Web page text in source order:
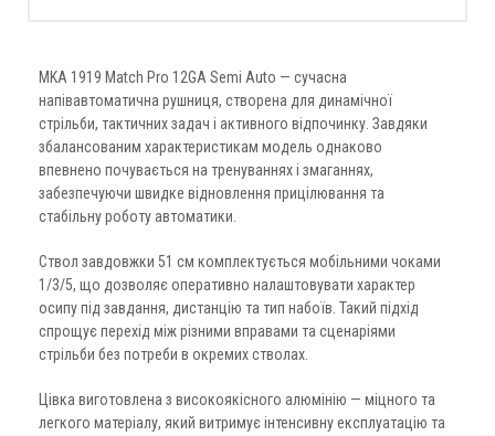
MKA 1919 Match Pro 12GA Semi Auto — сучасна
напівавтоматична рушниця, створена для динамічної
стрільби, тактичних задач і активного відпочинку. Завдяки
збалансованим характеристикам модель однаково
впевнено почувається на тренуваннях і змаганнях,
забезпечуючи швидке відновлення прицілювання та
стабільну роботу автоматики.
Ствол завдовжки 51 см комплектується мобільними чоками
1/3/5, що дозволяє оперативно налаштовувати характер
осипу під завдання, дистанцію та тип набоїв. Такий підхід
спрощує перехід між різними вправами та сценаріями
стрільби без потреби в окремих стволах.
Цівка виготовлена з високоякісного алюмінію — міцного та
легкого матеріалу, який витримує інтенсивну експлуатацію та